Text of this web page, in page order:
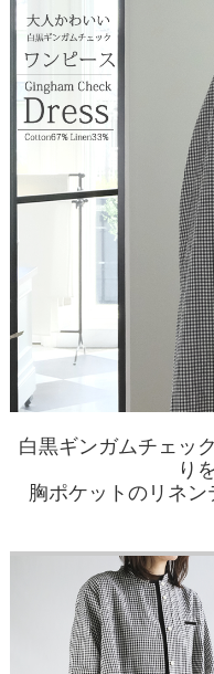
白黒ギンガムチェッ
り
胸ポケットのリネ